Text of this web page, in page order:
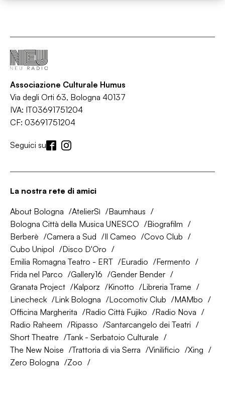
Associazione Culturale Humus
Via degli Orti 63, Bologna 40137
IVA: IT03691751204
CF: 03691751204
Seguici su
La nostra rete di amici
About Bologna AtelierSì
Baumhaus
Bologna Città della Musica UNESCO
Biografilm
Berberè
Camera a Sud Il Cameo
Covo Club
Cubo Unipol
Disco D'Oro
Emilia Romagna Teatro - ERT
Euradio
Fermento
Frida nel Parco
Gallery16
Gender Bender
Granata Project
Kalporz Kinotto
Libreria Trame
Linecheck
Link Bologna Locomotiv Club
MAMbo
Officina Margherita
Radio Città Fujiko
Radio Nova
Radio Raheem
Ripasso
Santarcangelo dei Teatri
Short Theatre
Tank - Serbatoio Culturale
The New Noise
Trattoria di via Serra Vinilificio
Xing
Zero Bologna
Zoo